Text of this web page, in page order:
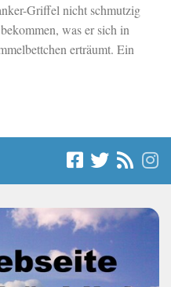
Griffel nicht schmutzig
was er sich in
erträumt. Ein